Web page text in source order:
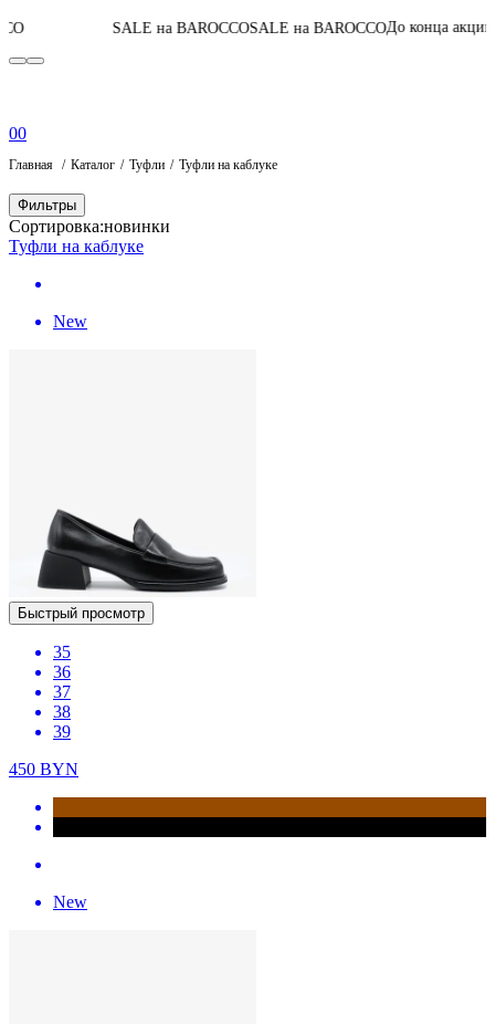
SALE на BAROCCOSALE на BAROCCOДо конца акции05:11:32:20
00
Главная Каталог Туфли Туфли на каблуке
Фильтры
Сортировка:новинки
Туфли на каблуке
New
Быстрый просмотр
35
36
37
38
39
450 BYN
New